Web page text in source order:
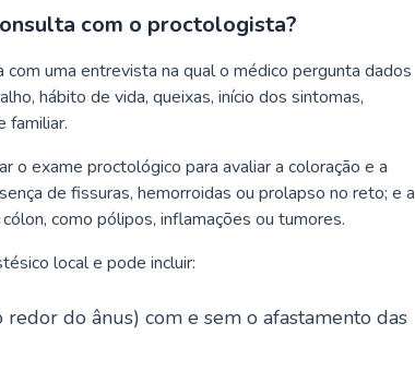
com o proctologista?
uma entrevista na qual o médico pergunta dados
hábito de vida, queixas, início dos sintomas,
familiar.
o exame proctológico para avaliar a coloração e a
de fissuras, hemorroidas ou prolapso no reto; e a
como pólipos, inflamações ou tumores.
local e pode incluir:
redor do ânus) com e sem o afastamento das